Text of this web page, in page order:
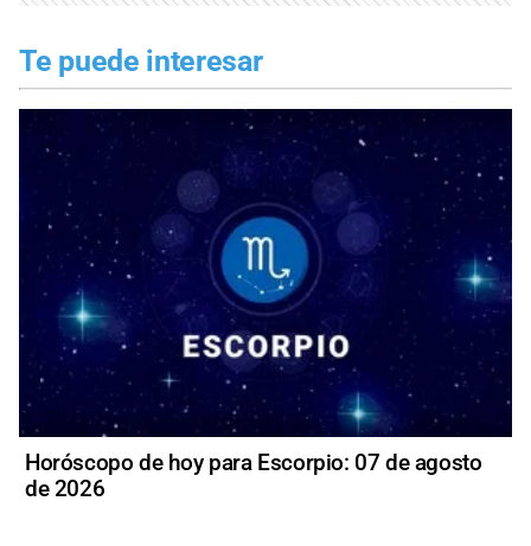
Te puede interesar
Horóscopo de hoy para Escorpio: 07 de agosto
de 2026